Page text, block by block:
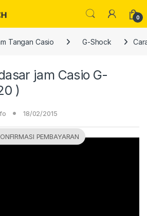
0
Tangan Casio G-Shock
jam Casio G-
)
18/02/2015
PEMBAYARAN